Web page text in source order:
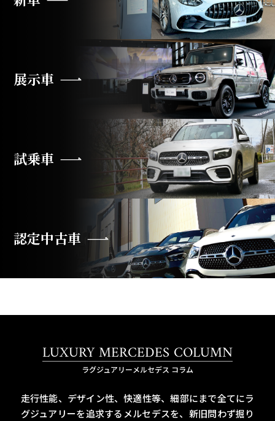
展示車
試乗車
認定中古車
LUXURY MERCEDES COLUMN
ラグジュアリーメルセデス コラム
走行性能、デザイン性、快適性等、細部にまで全てにラ
グジュアリーを追求するメルセデスを、 新旧問わず掘り